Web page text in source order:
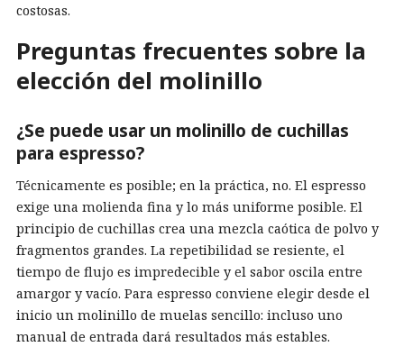
costosas.
Preguntas frecuentes sobre la
elección del molinillo
¿Se puede usar un molinillo de cuchillas
para espresso?
Técnicamente es posible; en la práctica, no. El espresso
exige una molienda fina y lo más uniforme posible. El
principio de cuchillas crea una mezcla caótica de polvo y
fragmentos grandes. La repetibilidad se resiente, el
tiempo de flujo es impredecible y el sabor oscila entre
amargor y vacío. Para espresso conviene elegir desde el
inicio un molinillo de muelas sencillo: incluso uno
manual de entrada dará resultados más estables.